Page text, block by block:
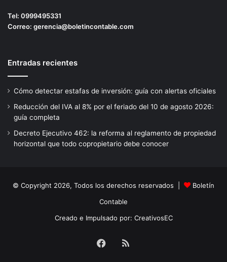
Tel: 0999495331
Correo: gerencia@boletincontable.com
Entradas recientes
Cómo detectar estafas de inversión: guía con alertas oficiales
Reducción del IVA al 8% por el feriado del 10 de agosto 2026:
guía completa
Decreto Ejecutivo 462: la reforma al reglamento de propiedad
horizontal que todo copropietario debe conocer
© Copyright 2026, Todos los derechos reservados |
Boletín
Contable
Creado e Impulsado por: CreativosEC
Facebook